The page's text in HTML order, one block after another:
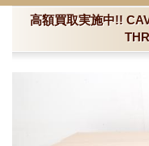
高額買取実施中!!